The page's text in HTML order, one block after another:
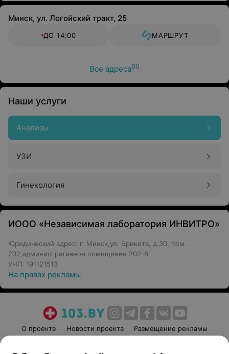
Минск, ул. Логойский тракт, 25
ДО 14:00 МАРШРУТ
Все адреса60
Наши услуги
Анализы
УЗИ
Гинекология
ИООО «Независимая лаборатория ИНВИТРО»
Юридический адрес: г. Минск,ул. Брикета, д.30, пом.
202,административное помещение 202-8
УНП: 191121513
На правах рекламы
О проекте Новости проекта
Размещение рекламы